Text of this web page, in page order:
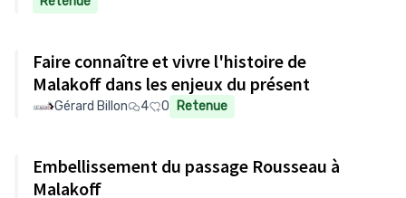
Faire connaître et vivre l'histoire de
Malakoff dans les enjeux du présent
Gérard Billon 4 0 Retenue
Embellissement du passage Rousseau à
Malakoff